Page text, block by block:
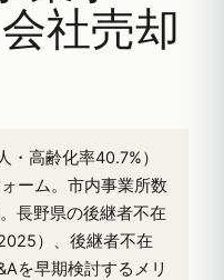
社売却
高齢化率40.7%）
ーム。市内事業所数
長野県の後継者不在
）、後継者不在
を早期検討するメリ